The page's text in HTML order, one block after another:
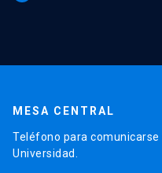
MESA CENTRAL
Teléfono para
Universidad.